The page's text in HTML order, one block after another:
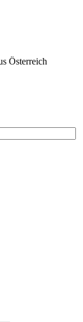
Österreich